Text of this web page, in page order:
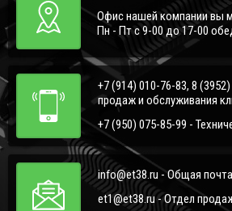
Офис нашей компании вы
Пн - Пт с 9-00 до 17-00
+7 (914) 010-76-83, 8
продаж и обслуживания
+7 (950) 075-85-99 -
info@et38.ru - Общая почта
et1@et38.ru - Отдел